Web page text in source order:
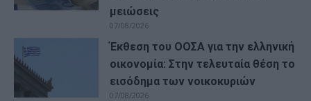
μειώσεις
07/08/2026
Έκθεση του ΟΟΣΑ για την ελληνική
οικονομία: Στην τελευταία θέση το
εισόδημα των νοικοκυριών
07/08/2026